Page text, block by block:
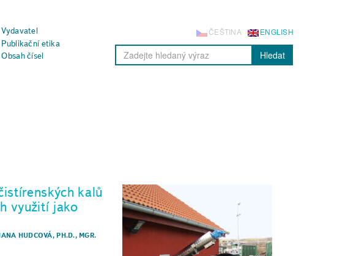
Vydavatel
Publikační etika
Obsah čísel
ENGLISH
ČEŠTINA
Hledat
kalů
využití jako
HUDCOVÁ, PH.D., MGR.